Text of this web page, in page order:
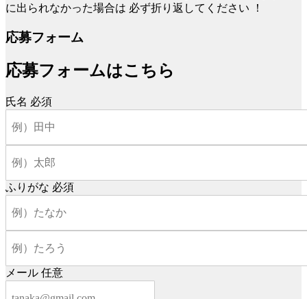
に出られなかった場合は 必ず折り返してください ！
応募フォーム
応募フォームはこちら
氏名 必須
ふりがな 必須
メール 任意